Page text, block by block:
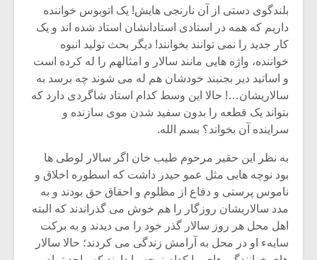
بلندگوی دستی از آن نارنجی هایش! یک اتوبوس خواننده
داریم که همه در استادی استادانشان استاد شده اند و یک
کار جدید را نمی توانند بخوانند! دیگر بحث تولید انبوه
خواننده، واژه هایی مانند سالار و امثالهم را له کرده است
و اساتید دیر بجنبند خودشان هم له می شوند چه برسد به
سالاریشان…! حالا این وسط کدام استاد شاگردی دارد که
بتواند یک قطعه را بدون سفید شدن موی سازنده و
سراینده آن بخواند؟ بسم الله.
به نظر این حقیر مرحوم طیب خان اگر سالار لوطی ها
بود نوچه هایی مثل عمو حیدر داشت که اسطوره اخلاق و
ناموس پرستی و دفاع از مظلوم و احقاق حق بودند و به
مدد سالاریشان روزگار را هم خوش می گذراندند که البته
اهل محل هر روز سالار گذر خود را می دیدند و به برکت
سایهء او در محل به آرامش زندگی می کردند؛ حالا سالار